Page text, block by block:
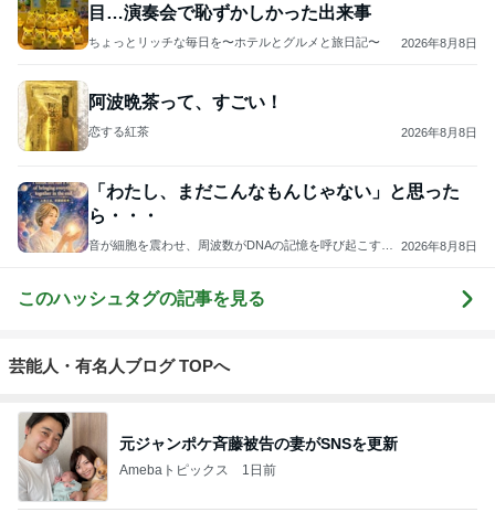
目…演奏会で恥ずかしかった出来事
ちょっとリッチな毎日を〜ホテルとグルメと旅日記〜 2026年8月8日
阿波晩茶って、すごい！
恋する紅茶 2026年8月8日
「わたし、まだこんなもんじゃない」と思った
ら・・・
音が細胞を震わせ、周波数がDNAの記憶を呼び起こす──
2026年8月8日
このハッシュタグの記事を見る
芸能人・有名人ブログ TOPへ
元ジャンポケ斉藤被告の妻がSNSを更新
Amebaトピックス 1日前